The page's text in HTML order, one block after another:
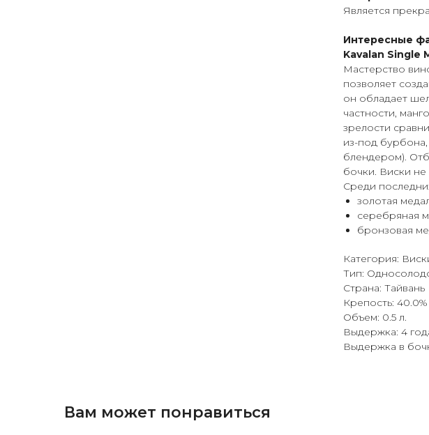
Является
Интересные
Kavalan Single
Мастерство
позволяет
он обладает
частности,
зрелости
из-под
блендером).
бочки. Виски
Среди
золотая
серебряная
бронзовая
Категория:
Тип:
Страна: Тайвань
Крепость: 40.0%
Объем: 0.5 л.
Выдержка: 4
Выдержка в
Вам может понравиться